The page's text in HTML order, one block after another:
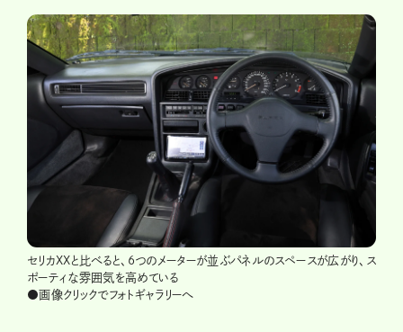
セリカXXと比べると、6つのメーターが並ぶパネルのスペースが広がり、ス
ポーティな雰囲気を高めている
●画像クリックでフォトギャラリーへ